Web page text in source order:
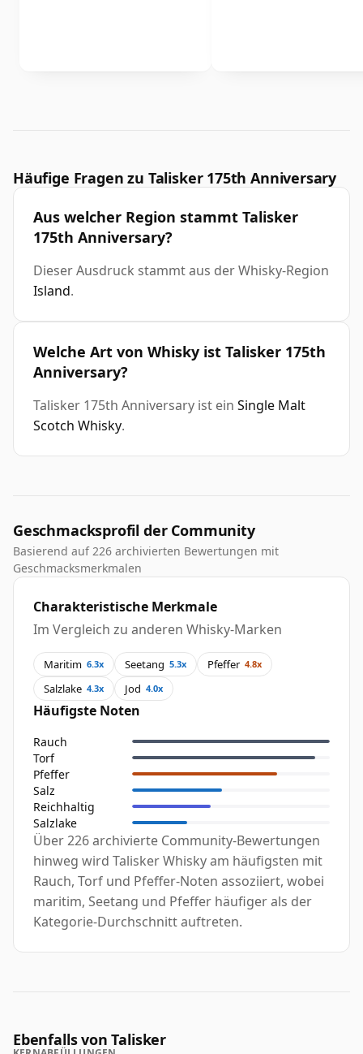
Häufige Fragen zu Talisker 175th Anniversary
Aus welcher Region stammt Talisker
175th Anniversary?
Dieser Ausdruck stammt aus der Whisky-Region
Island.
Welche Art von Whisky ist Talisker 175th
Anniversary?
Talisker 175th Anniversary ist ein Single Malt
Scotch Whisky.
Geschmacksprofil der Community
Basierend auf 226 archivierten Bewertungen mit
Geschmacksmerkmalen
Charakteristische Merkmale
Im Vergleich zu anderen Whisky-Marken
Maritim 6.3x Seetang 5.3x Pfeffer 4.8x
Salzlake 4.3x Jod 4.0x
Häufigste Noten
Rauch
Torf
Pfeffer
Salz
Reichhaltig
Salzlake
Über 226 archivierte Community-Bewertungen
hinweg wird Talisker Whisky am häufigsten mit
Rauch, Torf und Pfeffer-Noten assoziiert, wobei
maritim, Seetang und Pfeffer häufiger als der
Kategorie-Durchschnitt auftreten.
Ebenfalls von Talisker